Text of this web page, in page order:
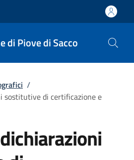
di Piove di Sacco
/
sostitutive di certificazione e